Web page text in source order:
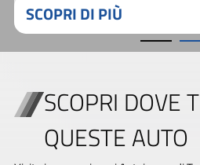
SCOPRI DI PIÙ
SCOPRI DOVE
QUESTE AUTO